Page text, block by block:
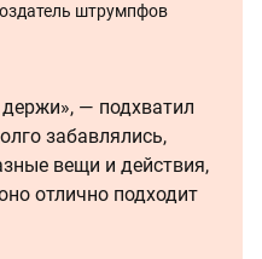
штрумпфов
— подхватил
забавлялись,
вещи и действия,
отлично подходит